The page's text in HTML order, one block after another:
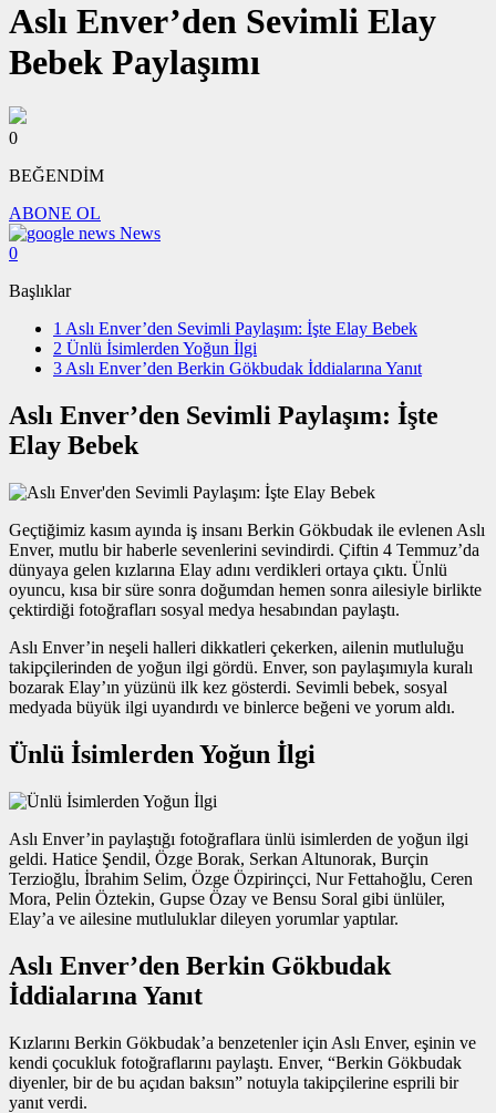
Aslı Enver’den Sevimli Elay
Bebek Paylaşımı
0
BEĞENDİM
ABONE OL
News
0
Başlıklar
1 Aslı Enver’den Sevimli Paylaşım: İşte Elay Bebek
2 Ünlü İsimlerden Yoğun İlgi
3Aslı Enver’den Berkin Gökbudak İddialarına Yanıt
Aslı Enver’den Sevimli Paylaşım: İşte
Elay Bebek
Geçtiğimiz kasım ayında iş insanı Berkin Gökbudak ile evlenen Aslı
Enver, mutlu bir haberle sevenlerini sevindirdi. Çiftin 4 Temmuz’da
dünyaya gelen kızlarına Elay adını verdikleri ortaya çıktı. Ünlü
oyuncu, kısa bir süre sonra doğumdan hemen sonra ailesiyle birlikte
çektirdiği fotoğrafları sosyal medya hesabından paylaştı.
Aslı Enver’in neşeli halleri dikkatleri çekerken, ailenin mutluluğu
takipçilerinden de yoğun ilgi gördü. Enver, son paylaşımıyla kuralı
bozarak Elay’ın yüzünü ilk kez gösterdi. Sevimli bebek, sosyal
medyada büyük ilgi uyandırdı ve binlerce beğeni ve yorum aldı.
Ünlü İsimlerden Yoğun İlgi
Aslı Enver’in paylaştığı fotoğraflara ünlü isimlerden de yoğun ilgi
geldi. Hatice Şendil, Özge Borak, Serkan Altunorak, Burçin
Terzioğlu, İbrahim Selim, Özge Özpirinçci, Nur Fettahoğlu, Ceren
Mora, Pelin Öztekin, Gupse Özay ve Bensu Soral gibi ünlüler,
Elay’a ve ailesine mutluluklar dileyen yorumlar yaptılar.
Aslı Enver’den Berkin Gökbudak
İddialarına Yanıt
Kızlarını Berkin Gökbudak’a benzetenler için Aslı Enver, eşinin ve
kendi çocukluk fotoğraflarını paylaştı. Enver, “Berkin Gökbudak
diyenler, bir de bu açıdan baksın” notuyla takipçilerine esprili bir
yanıt verdi.